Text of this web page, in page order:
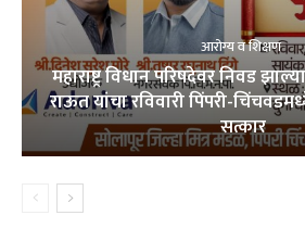
आरोग्य व शिक्षण
महाराष्ट्र विधान परिषदेवर निवड
राऊत यांचा रविवारी पिंपरी-
सत्कार